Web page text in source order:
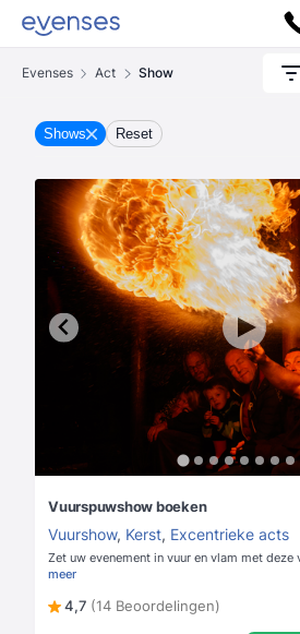
Evenses Act Show
Shows Reset
Vuurspuwshow boeken
Vuurshow, Kerst, Excentrieke acts
Zet uw evenement in vuur en vlam met deze
meer
4,7 (14 Beoordelingen)